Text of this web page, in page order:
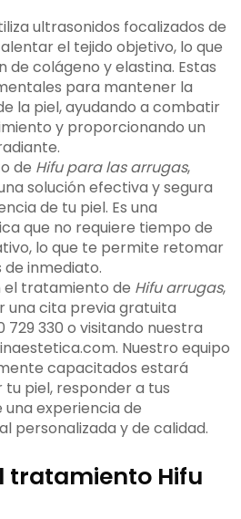
ultrasonidos focalizados de
el tejido objetivo, lo que
de colágeno y elastina. Estas
para mantener la
la piel, ayudando a combatir
y proporcionando un
de Hifu para las arrugas,
solución efectiva y segura
de tu piel. Es una
que no requiere tiempo de
lo que te permite retomar
de inmediato.
el tratamiento de Hifu arrugas,
una cita previa gratuita
330 o visitando nuestra
Nuestro equipo
capacitados estará
piel, responder a tus
experiencia de
personalizada y de calidad.
tratamiento Hifu